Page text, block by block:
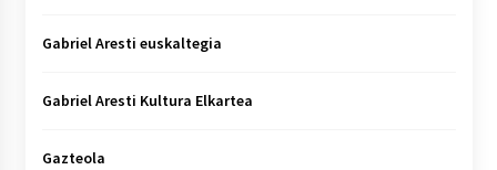
Gabriel Aresti euskaltegia
Gabriel Aresti Kultura Elkartea
Gazteola